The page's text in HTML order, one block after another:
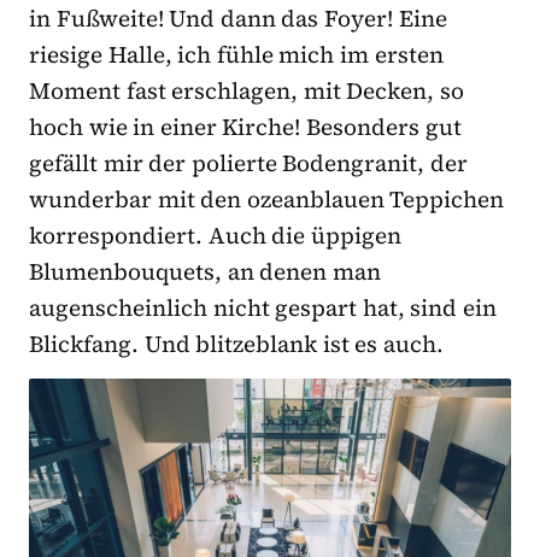
in Fußweite! Und dann das Foyer! Eine
riesige Halle, ich fühle mich im ersten
Moment fast erschlagen, mit Decken, so
hoch wie in einer Kirche! Besonders gut
gefällt mir der polierte Bodengranit, der
wunderbar mit den ozeanblauen Teppichen
korrespondiert. Auch die üppigen
Blumenbouquets, an denen man
augenscheinlich nicht gespart hat, sind ein
Blickfang. Und blitzeblank ist es auch.